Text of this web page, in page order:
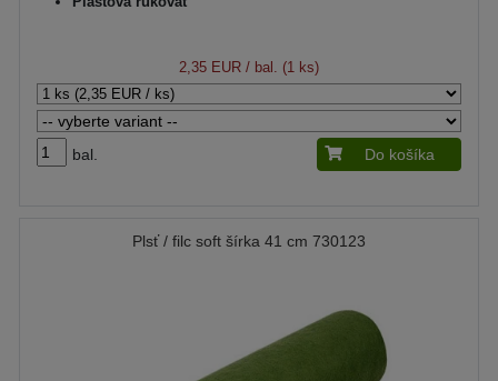
2,35 EUR / bal. (1 ks)
bal. Do košíka
Plsť / filc soft šírka 41 cm 730123